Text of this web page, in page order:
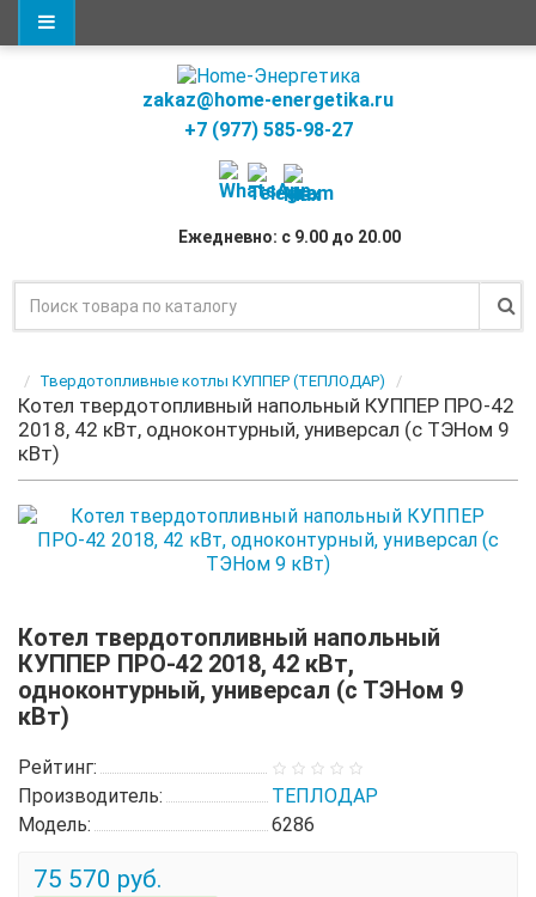
zakaz@home-energetika.ru
+7 (977) 585-98-27
Ежедневно: с 9.00 до 20.00
Твердотопливные котлы КУППЕР (ТЕПЛОДАР)
Котел твердотопливный напольный КУППЕР ПРО-42
2018, 42 кВт, одноконтурный, универсал (с ТЭНом 9
кВт)
Котел твердотопливный напольный
КУППЕР ПРО-42 2018, 42 кВт,
одноконтурный, универсал (с ТЭНом 9
кВт)
Рейтинг:
Производитель:
ТЕПЛОДАР
Модель:
6286
75 570 руб.